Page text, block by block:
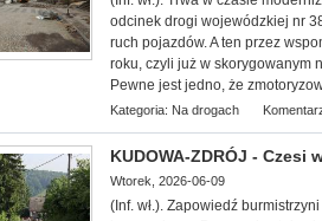
odcinek drogi wojewódzkiej nr
ruch pojazdów. A ten przez
roku, czyli już w skorygowanym
Pewne jest jedno, że
Kategoria: Na drogach
KUDOWA-ZDRÓJ - Czesi
Wtorek, 2026-06-09
(Inf. wł.). Zapowiedź